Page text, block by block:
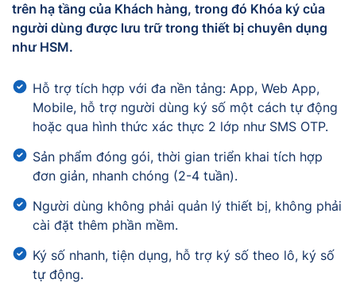
trên hạ tầng của Khách hàng, trong đó Khóa ký của
người dùng được lưu trữ trong thiết bị chuyên dụng
như HSM.
Hỗ trợ tích hợp với đa nền tảng: App, Web App,
Mobile, hỗ trợ người dùng ký số một cách tự động
hoặc qua hình thức xác thực 2 lớp như SMS OTP.
Sản phẩm đóng gói, thời gian triển khai tích hợp
đơn giản, nhanh chóng (2-4 tuần).
Người dùng không phải quản lý thiết bị, không phải
cài đặt thêm phần mềm.
Ký số nhanh, tiện dụng, hỗ trợ ký số theo lô, ký số
tự động.